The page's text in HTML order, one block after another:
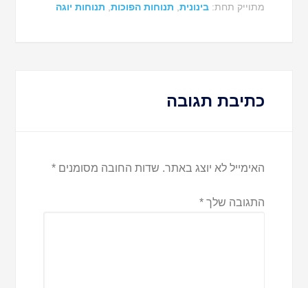
מתוייק תחת:בינונית תנוחות הפוכות תנוחות יוגה
כתיבת תגובה
האימייל לא יוצג באתר. שדות החובה מסומנים*
התגובה שלך*